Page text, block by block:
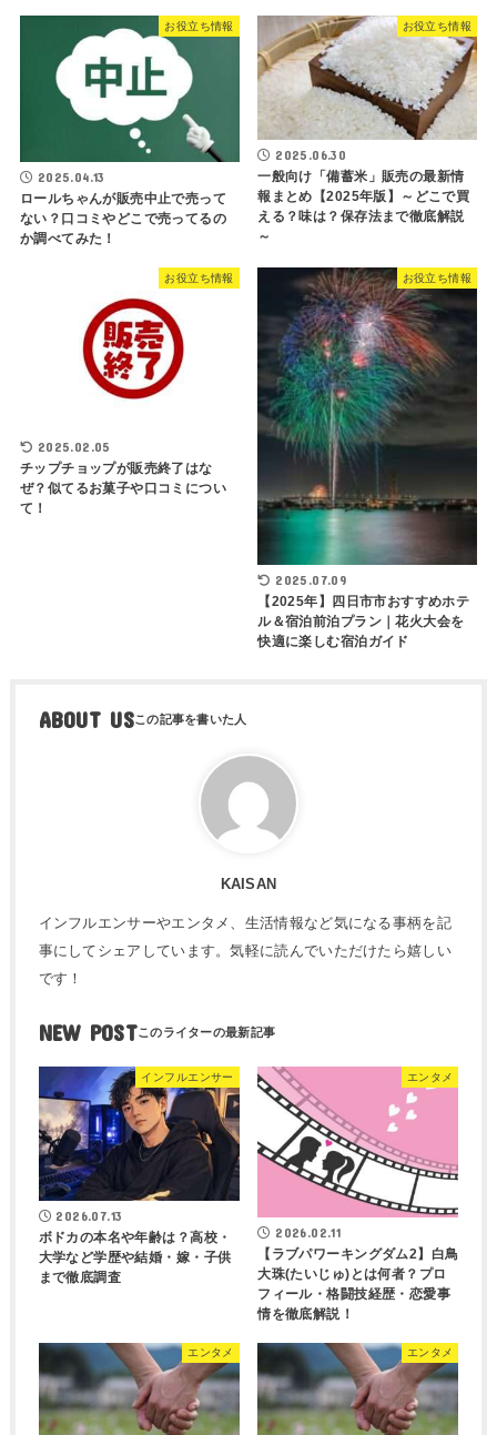
お役立ち情報
2025.04.13
ロールちゃんが販売中止で売って
ない？口コミやどこで売ってるの
か調べてみた！
お役立ち情報
2025.06.30
一般向け「備蓄米」販売の最新情
報まとめ【2025年版】～どこで買
える？味は？保存法まで徹底解説
～
お役立ち情報
2025.02.05
チップチョップが販売終了はな
ぜ？似てるお菓子や口コミについ
て！
お役立ち情報
2025.07.09
【2025年】四日市市おすすめホテ
ル＆宿泊前泊プラン｜花火大会を
快適に楽しむ宿泊ガイド
ABOUT US
KAISAN
インフルエンサーやエンタメ、生活情報など気になる事柄を記
事にしてシェアしています。気軽に読んでいただけたら嬉しい
です！
NEW POST
インフルエンサー
2026.07.13
ボドカの本名や年齢は？高校・
大学など学歴や結婚・嫁・子供
まで徹底調査
エンタメ
2026.02.11
【ラブパワーキングダム2】白鳥
大珠(たいじゅ)とは何者？プロ
フィール・格闘技経歴・恋愛事
情を徹底解説！
エンタメ エンタメ